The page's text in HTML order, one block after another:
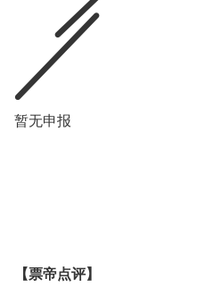
暂无申报
【票帝点评】